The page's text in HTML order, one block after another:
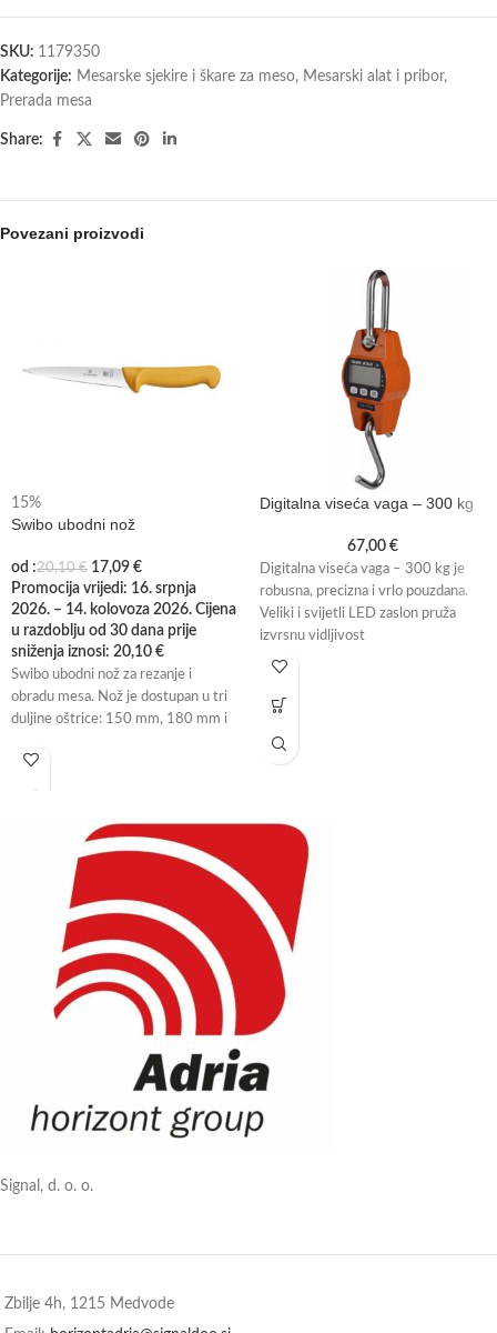
SKU: 1179350
Kategorije: Mesarske sjekire i škare za meso, Mesarski alat i pribor,
Prerada mesa
Share:
Povezani proizvodi
15%
Swibo ubodni nož
od :20,10€ 17,09 €
Promocija vrijedi: 16. srpnja
2026. – 14. kolovoza 2026. Cijena
u razdoblju od 30 dana prije
sniženja iznosi: 20,10 €
Swibo ubodni nož za rezanje i
obradu mesa. Nož je dostupan u tri
duljine oštrice: 150 mm, 180 mm i
Digitalna viseća vaga – 300 kg
67,00 €
Digitalna viseća vaga – 300 kg je
robusna, precizna i vrlo pouzdana.
Veliki i svijetli LED zaslon pruža
izvrsnu vidljivost
Signal, d. o. o.
Zbilje 4h, 1215 Medvode